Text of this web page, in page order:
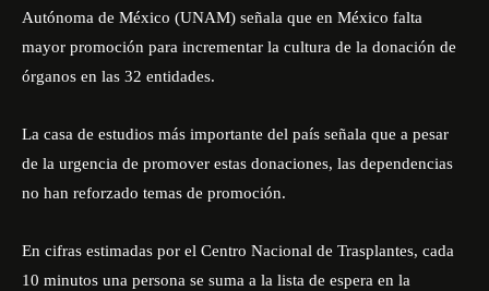
Autónoma de México (UNAM) señala que en México falta
mayor promoción para incrementar la cultura de la donación de
órganos en las 32 entidades.
La casa de estudios más importante del país señala que a pesar
de la urgencia de promover estas donaciones, las dependencias
no han reforzado temas de promoción.
En cifras estimadas por el Centro Nacional de Trasplantes, cada
10 minutos una persona se suma a la lista de espera en la